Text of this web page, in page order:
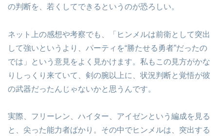
の判断を、若くしてできるというのが恐ろしい。
ネット上の感想や考察でも、「ヒンメルは前衛として突出
して強いというより、パーティを“勝たせる勇者”だったの
では」という意見をよく見かけます。私もこの見方がかな
りしっくり来ていて、剣の腕以上に、状況判断と覚悟が彼
の武器だったんじゃないかと思うんです。
実際、フリーレン、ハイター、アイゼンという編成を見る
と、尖った能力者ばかり。その中でヒンメルは、突出する